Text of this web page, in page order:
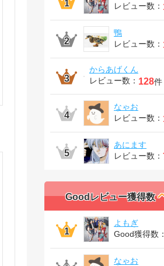
レビュー数：
鴨
レビュー数：
からあげくん
レビュー数： 128件
なゃお
レビュー数：
あにます
レビュー数：
Goodレビュー獲得数
よもぎ
Good獲得数：
なゃお